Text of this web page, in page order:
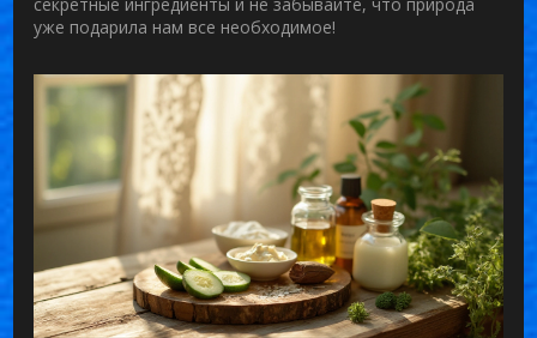
уже подарила нам все необходимое!